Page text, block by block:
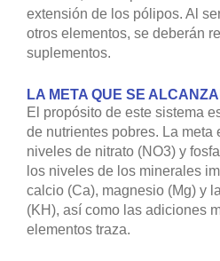
extensión de los pólipos. Al
otros elementos, se deberán
suplementos.
LA META QUE SE
El propósito de este sistema
de nutrientes pobres. La meta
niveles de nitrato (NO3) y
los niveles de los minerales
calcio (Ca), magnesio (Mg) y
(KH), así como las adiciones
elementos traza.